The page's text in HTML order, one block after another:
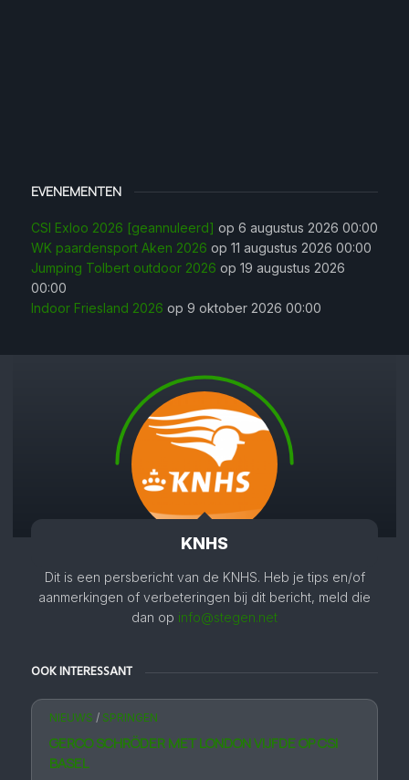
KNHS
Dit is een persbericht van de KNHS. Heb je tips en/of
aanmerkingen of verbeteringen bij dit bericht, meld die
dan op info@stegen.net
OOK INTERESSANT
NIEUWS / SPRINGEN
GERCO SCHRÖDER MET LONDON VIJFDE OP CSI
BASEL
EVENEMENTEN
CSI Exloo 2026 [geannuleerd] op 6 augustus 2026 00:00
WK paardensport Aken 2026 op 11 augustus 2026 00:00
Jumping Tolbert outdoor 2026 op 19 augustus 2026
00:00
Indoor Friesland 2026 op 9 oktober 2026 00:00